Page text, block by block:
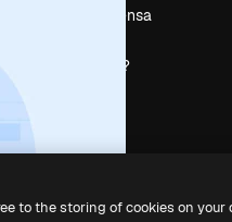
Sala de prensa
magnific.ai?
to the storing of cookies on